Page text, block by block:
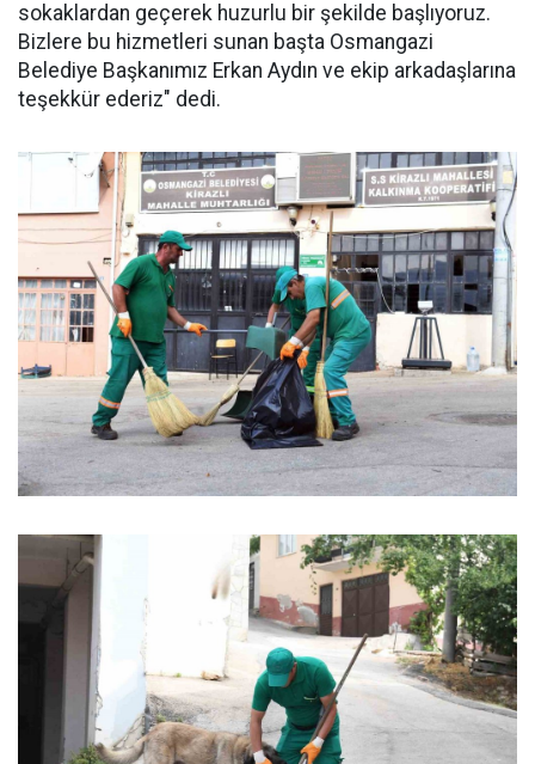
sokaklardan geçerek huzurlu bir şekilde başlıyoruz.
Bizlere bu hizmetleri sunan başta Osmangazi
Belediye Başkanımız Erkan Aydın ve ekip arkadaşlarına
teşekkür ederiz" dedi.